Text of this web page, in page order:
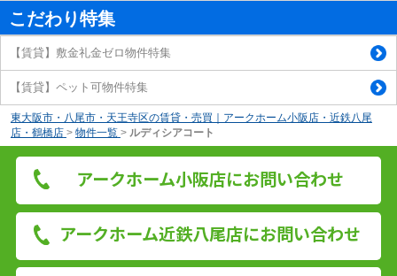
こだわり特集
【賃貸】敷金礼金ゼロ物件特集
【賃貸】ペット可物件特集
東大阪市・八尾市・天王寺区の賃貸・売買｜アークホーム小阪店・近鉄八尾
店・鶴橋店 > 物件一覧 > ルディシアコート
アークホーム小阪店にお問い合わせ
アークホーム近鉄八尾店にお問い合わせ